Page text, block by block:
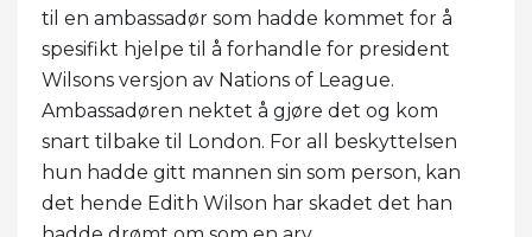
til en ambassadør som hadde kommet for å
spesifikt hjelpe til å forhandle for president
Wilsons versjon av Nations of League.
Ambassadøren nektet å gjøre det og kom
snart tilbake til London. For all beskyttelsen
hun hadde gitt mannen sin som person, kan
det hende Edith Wilson har skadet det han